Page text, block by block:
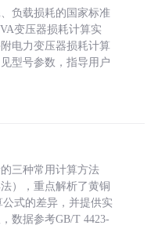
负载损耗的国家标准
变压器损耗计算实
电力变压器损耗计算
型号参数，指导用户
三种常用计算方法
），重点解析了黄铜
公式的差异，并提供实
数据参考GB/T 4423-